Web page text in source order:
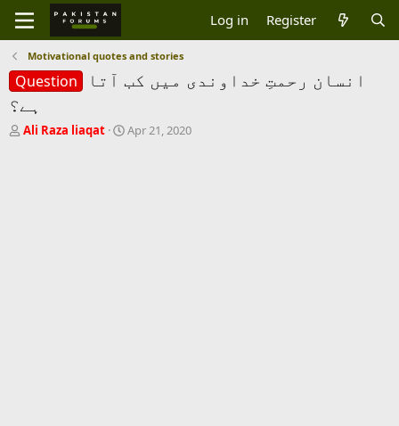
Log in Register
Motivational quotes and stories
Question
انسان رحمتِ خداوندی میں کب آتا
ہے؟
T
Ali Raza liaqat
S
Apr 21, 2020